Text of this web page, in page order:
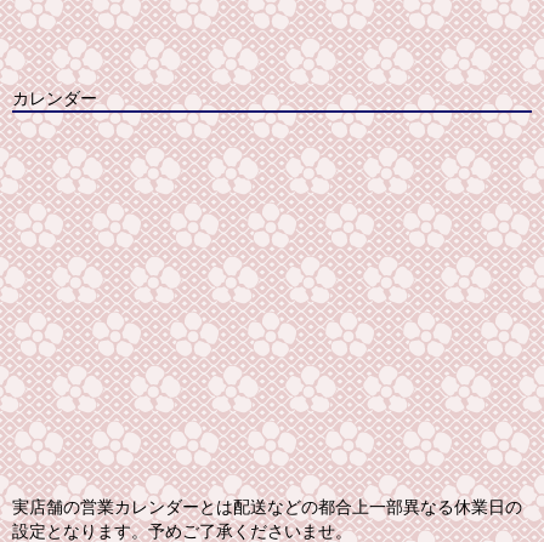
カレンダー
実店舗の営業カレンダーとは配送などの都合上一部異なる休業日の
設定となります。予めご了承くださいませ。